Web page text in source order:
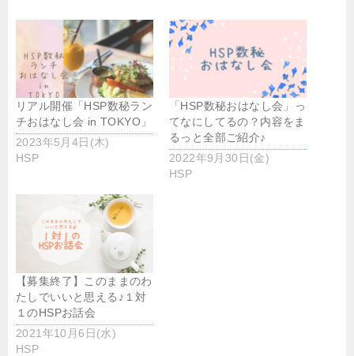
リアル開催「HSP数秘ラン
チおはなし会 in TOKYO」
2023年5月4日(木)
HSP
「HSP数秘おはなし会」っ
てなにしてるの？内容をま
るっと全部ご紹介♪
2022年9月30日(金)
HSP
【募集終了】このままのわ
たしでいいと思える♪１対
１のHSPお話会
2021年10月6日(水)
HSP